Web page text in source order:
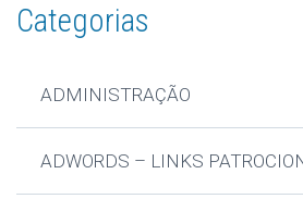
Categorias
ADMINISTRAÇÃO
ADWORDS – LINKS